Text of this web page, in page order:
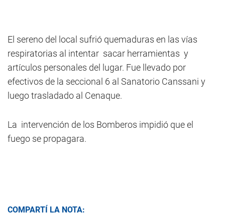
El sereno del local sufrió quemaduras en las vías
respiratorias al intentar sacar herramientas y
artículos personales del lugar. Fue llevado por
efectivos de la seccional 6 al Sanatorio Canssani y
luego trasladado al Cenaque.
La intervención de los Bomberos impidió que el
fuego se propagara.
COMPARTÍ LA NOTA: